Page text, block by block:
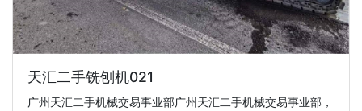
天汇二手铣刨机021
广州天汇二手机械交易事业部广州天汇二手机械交易事业部，